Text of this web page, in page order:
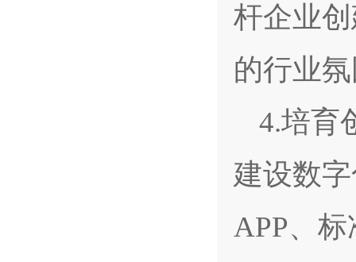
杆企业
的行业
4.培育
建设数
APP、